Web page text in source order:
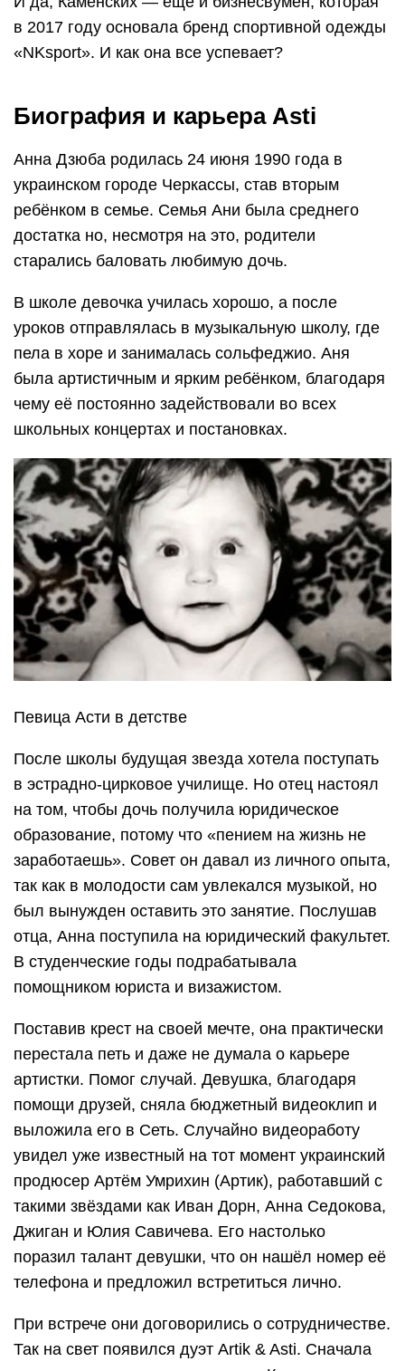
в 2017 году основала бренд спортивной одежды
«NKsport». И как она все успевает?
Биография и карьера Asti
Анна Дзюба родилась 24 июня 1990 года в
украинском городе Черкассы, став вторым
ребёнком в семье. Семья Ани была среднего
достатка но, несмотря на это, родители
старались баловать любимую дочь.
В школе девочка училась хорошо, а после
уроков отправлялась в музыкальную школу, где
пела в хоре и занималась сольфеджио. Аня
была артистичным и ярким ребёнком, благодаря
чему её постоянно задействовали во всех
школьных концертах и постановках.
Певица Асти в детстве
После школы будущая звезда хотела поступать
в эстрадно-цирковое училище. Но отец настоял
на том, чтобы дочь получила юридическое
образование, потому что «пением на жизнь не
заработаешь». Совет он давал из личного опыта,
так как в молодости сам увлекался музыкой, но
был вынужден оставить это занятие. Послушав
отца, Анна поступила на юридический факультет.
В студенческие годы подрабатывала
помощником юриста и визажистом.
Поставив крест на своей мечте, она практически
перестала петь и даже не думала о карьере
артистки. Помог случай. Девушка, благодаря
помощи друзей, сняла бюджетный видеоклип и
выложила его в Сеть. Случайно видеоработу
увидел уже известный на тот момент украинский
продюсер Артём Умрихин (Артик), работавший с
такими звёздами как Иван Дорн, Анна Седокова,
Джиган и Юлия Савичева. Его настолько
поразил талант девушки, что он нашёл номер её
телефона и предложил встретиться лично.
При встрече они договорились о сотрудничестве.
Так на свет появился дуэт Artik & Asti. Сначала